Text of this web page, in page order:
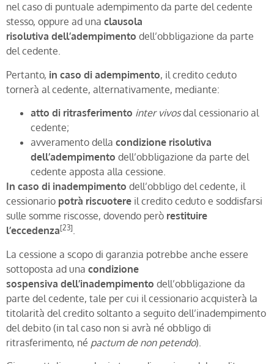
nel caso di puntuale adempimento da parte del cedente
stesso, oppure ad una clausola
risolutiva dell’adempimento dell’obbligazione da parte
del cedente.
Pertanto, in caso di adempimento, il credito ceduto
tornerà al cedente, alternativamente, mediante:
atto di ritrasferimento inter vivosdal cessionario al
cedente;
avveramento della condizione risolutiva
dell’adempimento dell’obbligazione da parte del
cedente apposta alla cessione.
In caso di inadempimento dell’obbligo del cedente, il
cessionario potrà riscuotere il credito ceduto e soddisfarsi
sulle somme riscosse, dovendo però restituire
l’eccedenza[23].
La cessione a scopo di garanzia potrebbe anche essere
sottoposta ad una condizione
sospensiva dell’inadempimento dell’obbligazione da
parte del cedente, tale per cui il cessionario acquisterà la
titolarità del credito soltanto a seguito dell’inadempimento
del debito (in tal caso non si avrà né obbligo di
ritrasferimento, né pactum de non petendo).